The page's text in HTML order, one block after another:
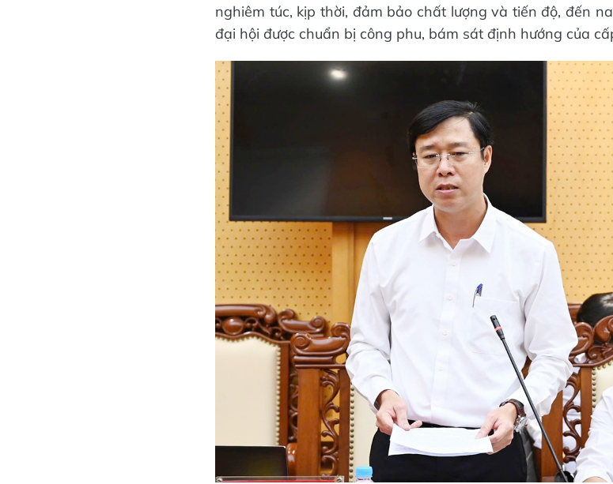
nghiêm túc, kịp thời, đảm bảo chất lượng và tiến độ, đến
đại hội được chuẩn bị công phu, bám sát định hướng của